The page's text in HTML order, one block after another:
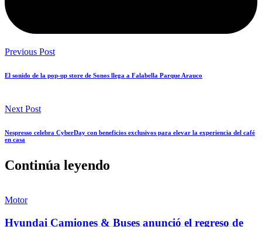
Previous Post
El sonido de la pop-up store de Sonos llega a Falabella Parque Arauco
Next Post
Nespresso celebra CyberDay con beneficios exclusivos para elevar la experiencia del café
en casa
Continúa leyendo
Motor
Hyundai Camiones & Buses anunció el regreso de